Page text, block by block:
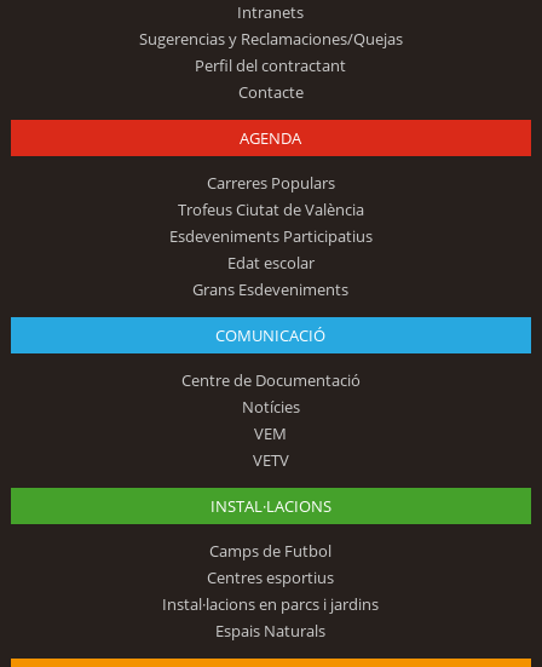
Intranets
Sugerencias y Reclamaciones/Quejas
Perfil del contractant
Contacte
AGENDA
Carreres Populars
Trofeus Ciutat de València
Esdeveniments Participatius
Edat escolar
Grans Esdeveniments
COMUNICACIÓ
Centre de Documentació
Notícies
VEM
VETV
INSTAL·LACIONS
Camps de Futbol
Centres esportius
Instal·lacions en parcs i jardins
Espais Naturals